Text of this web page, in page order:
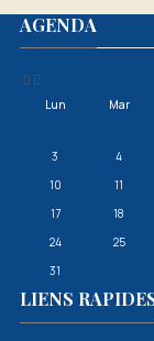
AGENDA
Année
précédente
Mois
précédent
Lun Mar
3
4
10
11
17
18
24
25
31
LIENS